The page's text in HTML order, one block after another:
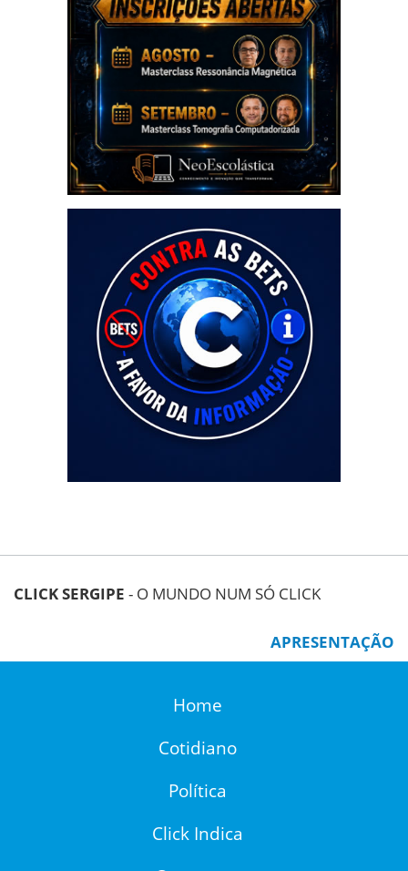
CLICK SERGIPE - O MUNDO NUM SÓ CLICK
APRESENTAÇÃO
Home
Cotidiano
Política
Click Indica